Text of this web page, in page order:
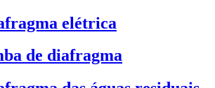
elétrica
de diafragma